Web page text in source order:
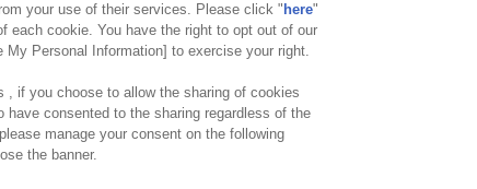
について カスタマーハラスメント対応方針
your use of their services. Please click " here"
each cookie. You have the right to opt out of our
Personal Information] to exercise your right.
, if you choose to allow the sharing of cookies
have consented to the sharing regardless of the
manage your consent on the following
the banner.